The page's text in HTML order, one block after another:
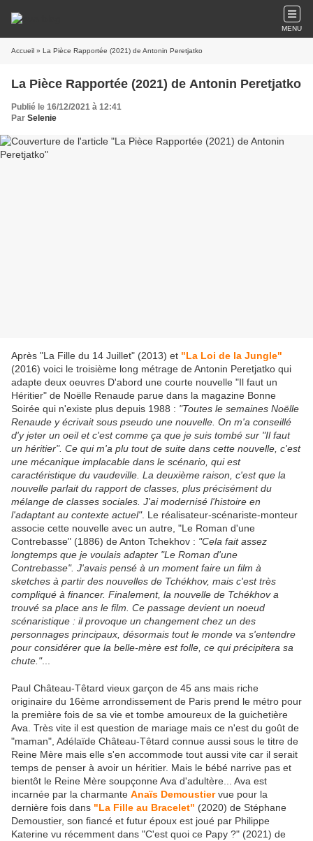
MENU
Accueil » La Pièce Rapportée (2021) de Antonin Peretjatko
La Pièce Rapportée (2021) de Antonin Peretjatko
Publié le 16/12/2021 à 12:41
Par Selenie
Après "La Fille du 14 Juillet" (2013) et "La Loi de la Jungle"
(2016) voici le troisième long métrage de Antonin Peretjatko qui
adapte deux oeuvres D'abord une courte nouvelle "Il faut un
Héritier" de Noëlle Renaude parue dans la magazine Bonne
Soirée qui n'existe plus depuis 1988 : "Toutes le semaines Noëlle
Renaude y écrivait sous pseudo une nouvelle. On m'a conseillé
d'y jeter un oeil et c'est comme ça que je suis tombé sur "Il faut
un héritier". Ce qui m'a plu tout de suite dans cette nouvelle, c'est
une mécanique implacable dans le scénario, qui est
caractéristique du vaudeville. La deuxième raison, c'est que la
nouvelle parlait du rapport de classes, plus précisément du
mélange de classes sociales. J'ai modernisé l'histoire en
l'adaptant au contexte actuel". Le réalisateur-scénariste-monteur
associe cette nouvelle avec un autre, "Le Roman d'une
Contrebasse" (1886) de Anton Tchekhov : "Cela fait assez
longtemps que je voulais adapter "Le Roman d'une
Contrebasse". J'avais pensé à un moment faire un film à
sketches à partir des nouvelles de Tchékhov, mais c'est très
compliqué à financer. Finalement, la nouvelle de Tchékhov a
trouvé sa place ans le film. Ce passage devient un noeud
scénaristique : il provoque un changement chez un des
personnages principaux, désormais tout le monde va s'entendre
pour considérer que la belle-mère est folle, ce qui précipitera sa
chute."...
Paul Château-Têtard vieux garçon de 45 ans mais riche
originaire du 16ème arrondissement de Paris prend le métro pour
la première fois de sa vie et tombe amoureux de la guichetière
Ava. Très vite il est question de mariage mais ce n'est du goût de
"maman", Adélaïde Château-Têtard connue aussi sous le titre de
Reine Mère mais elle s'en accommode tout aussi vite car il serait
temps de penser à avoir un héritier. Mais le bébé narrive pas et
bientôt le Reine Mère soupçonne Ava d'adultère... Ava est
incarnée par la charmante Anaïs Demoustiervue pour la
dernière fois dans "La Fille au Bracelet" (2020) de Stéphane
Demoustier, son fiancé et futur époux est joué par Philippe
Katerine vu récemment dans "C'est quoi ce Papy ?" (2021) de